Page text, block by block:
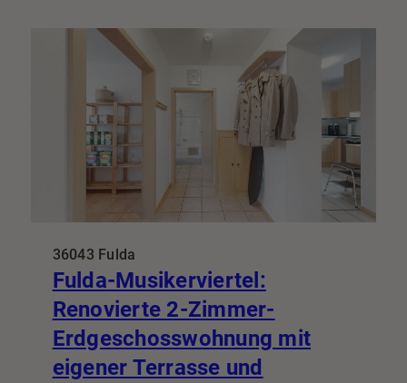
36043 Fulda
Fulda-Musikerviertel:
Renovierte 2-Zimmer-
Erdgeschosswohnung mit
eigener Terrasse und